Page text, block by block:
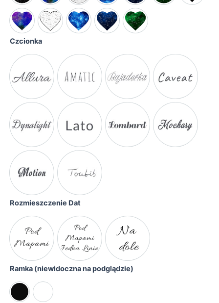
Czcionka
Rozmieszczenie Dat
Ramka (niewidoczna na podglądzie)